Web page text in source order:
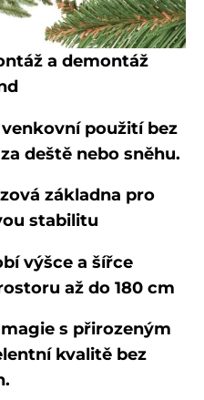
a demontáž
použití bez
deště nebo sněhu.
základna pro
stabilitu
výšce a šířce
až do 180 cm
s přirozeným
kvalitě bez